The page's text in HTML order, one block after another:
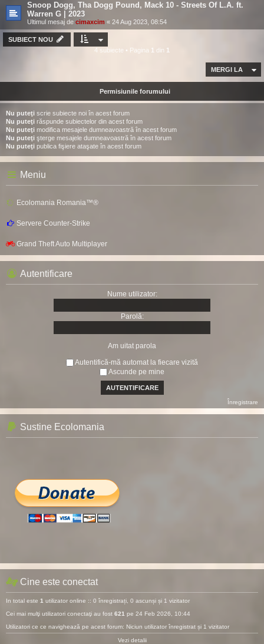
Snoop Dogg, Tha Dogg Pound, Mack 10 - Streets Of L.A. ft.
Warren G | 2023
Ultimul mesaj de cimaxcim « 24 Aug 2023, 08:54
SUBIECT NOU
4 subiecte • Pagina 1 din 1
MERGI LA
Permisiunile forumului
Nu puteţi scrie subiecte noi în acest forum
Nu puteţi răspunde subiectelor din acest forum
Nu puteţi modifica mesajele dumneavoastră în acest forum
Nu puteţi şterge mesajele dumneavoastră în acest forum
Nu puteţi publica fişiere ataşate în acest forum
Meniu
Ecolomania Romania™®
Servere Counter-Strike
Grand Theft Auto Multiplayer
Autentificare
Nume utilizator:
Parolă:
Am uitat parola
Autentifică-mă automat la fiecare vizită
Ascunde pe mine
Înregistrare
Sustine Ecolomania
Cine este conectat
In total este 1 utilizator online :: 0 înregistrați, 0 ascunși și 1 vizitator
Cei mai mulţi utilizatori conectaţi au fost 621 pe 24 Feb 2026, 10:44
Utilizatori ce ce navighează pe acest forum: Niciun utilizator înregistrat și 1 vizitator
Vezi detalii